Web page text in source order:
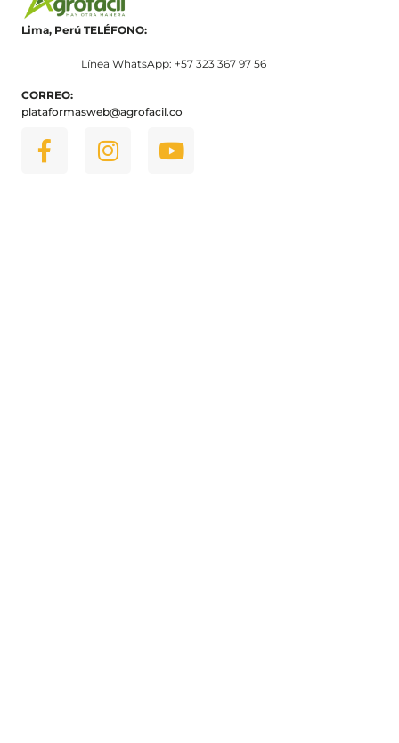
Lima, Perú TELÉFONO:
Línea WhatsApp: +57 323 367 97 56
CORREO:
plataformasweb@agrofacil.co